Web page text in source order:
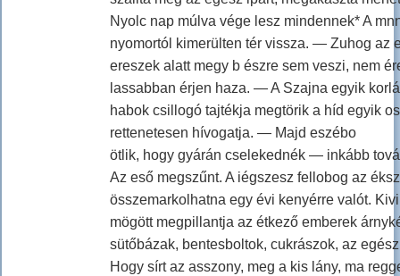
Nyolc nap múlva vége lesz mindennek* A
nyomortól kimerülten tér vissza. — Zuhog az
ereszek alatt megy b észre sem veszi, nem
lassabban érjen haza. — A Szajna egyik
habok csillogó tajtékja megtörik a híd egyik
rettenetesen hívogatja. — Majd eszébo
ötlik, hogy gyárán cselekednék — inkább
Az eső megszűnt. A iégszesz fellobog az
összemarkolhatna egy évi kenyérre valót.
mögött megpillantja az étkező emberek
sütőbázak, bentesboltok, cukrászok, az
Hogy sírt az asszony, meg a kis lány, ma